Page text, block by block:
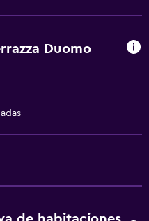
Duomo